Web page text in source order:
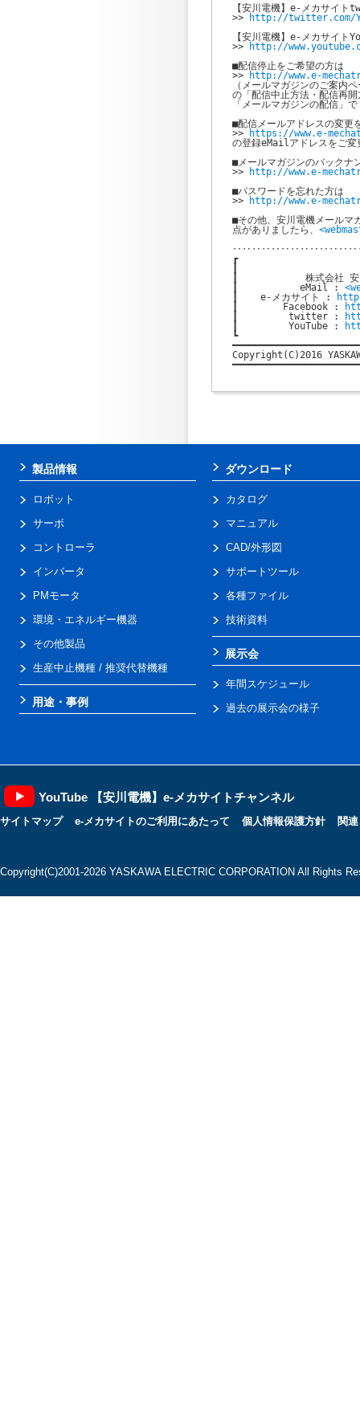
【安川電機】e-メカサイ
>>
http://twitter.com/
【安川電機】e-メカサイト
>>
http://
■配信停止をご希望の方は
>>
http://www.e-
（メールマガジンのご案内
の「配信中止方法・配信再
「メールマガジンの配信」
■配信メールアドレスの変更
>>
https://www.e-
の登録eMailアドレスをご変
■メールマガジンのバックナ
>>
http://www.e-
■パスワードを忘れた方は
>>
http://www.e-
■その他、安川電機メールマ
点がありましたら、
┏
┃            株式会社 安
┃           eMail :
┃    e-メカサイト :
┃        Facebook :
┃         twitter :
┃         YouTube :
┗
Copyright(C)2016
製品情報
ロボット
サーボ
コントローラ
インバータ
PMモータ
環境・エネルギー機器
その他製品
生産中止機種 / 推奨代替機種
用途・事例
ダウンロード
カタログ
マニュアル
CAD/外形図
サポートツール
各種ファイル
技術資料
展示会
年間スケジュール
過去の展示会の様子
YouTube 【安川電機】e-メカサイトチャンネル
サイトマップ e-メカサイトのご利用にあたって 個人情報保護方針 関
Copyright(C)2001‐2026 YASKAWA ELECTRIC CORPORATION All Rights